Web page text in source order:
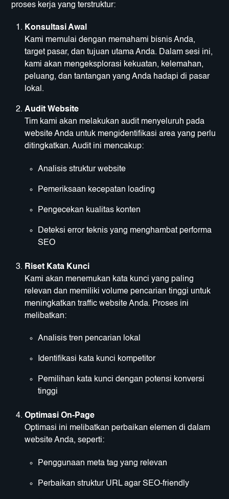
proses kerja yang terstruktur:
Konsultasi Awal
Kami memulai dengan memahami bisnis Anda,
target pasar, dan tujuan utama Anda. Dalam sesi ini,
kami akan mengeksplorasi kekuatan, kelemahan,
peluang, dan tantangan yang Anda hadapi di pasar
lokal.
Audit Website
Tim kami akan melakukan audit menyeluruh pada
website Anda untuk mengidentifikasi area yang perlu
ditingkatkan. Audit ini mencakup:
Analisis struktur website
Pemeriksaan kecepatan loading
Pengecekan kualitas konten
Deteksi error teknis yang menghambat performa
SEO
Riset Kata Kunci
Kami akan menemukan kata kunci yang paling
relevan dan memiliki volume pencarian tinggi untuk
meningkatkan traffic website Anda. Proses ini
melibatkan:
Analisis tren pencarian lokal
Identifikasi kata kunci kompetitor
Pemilihan kata kunci dengan potensi konversi
tinggi
Optimasi On-Page
Optimasi ini melibatkan perbaikan elemen di dalam
website Anda, seperti:
Penggunaan meta tag yang relevan
Perbaikan struktur URL agar SEO-friendly